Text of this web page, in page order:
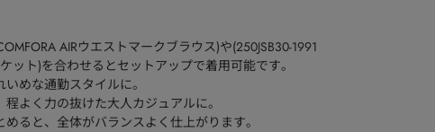
AIRウエストマークブラウス)や(250JSB30-1991
ット)を合わせるとセットアップで着用可能です。
めな通勤スタイルに。
よく力の抜けた大人カジュアルに。
ると、全体がバランスよく仕上がります。